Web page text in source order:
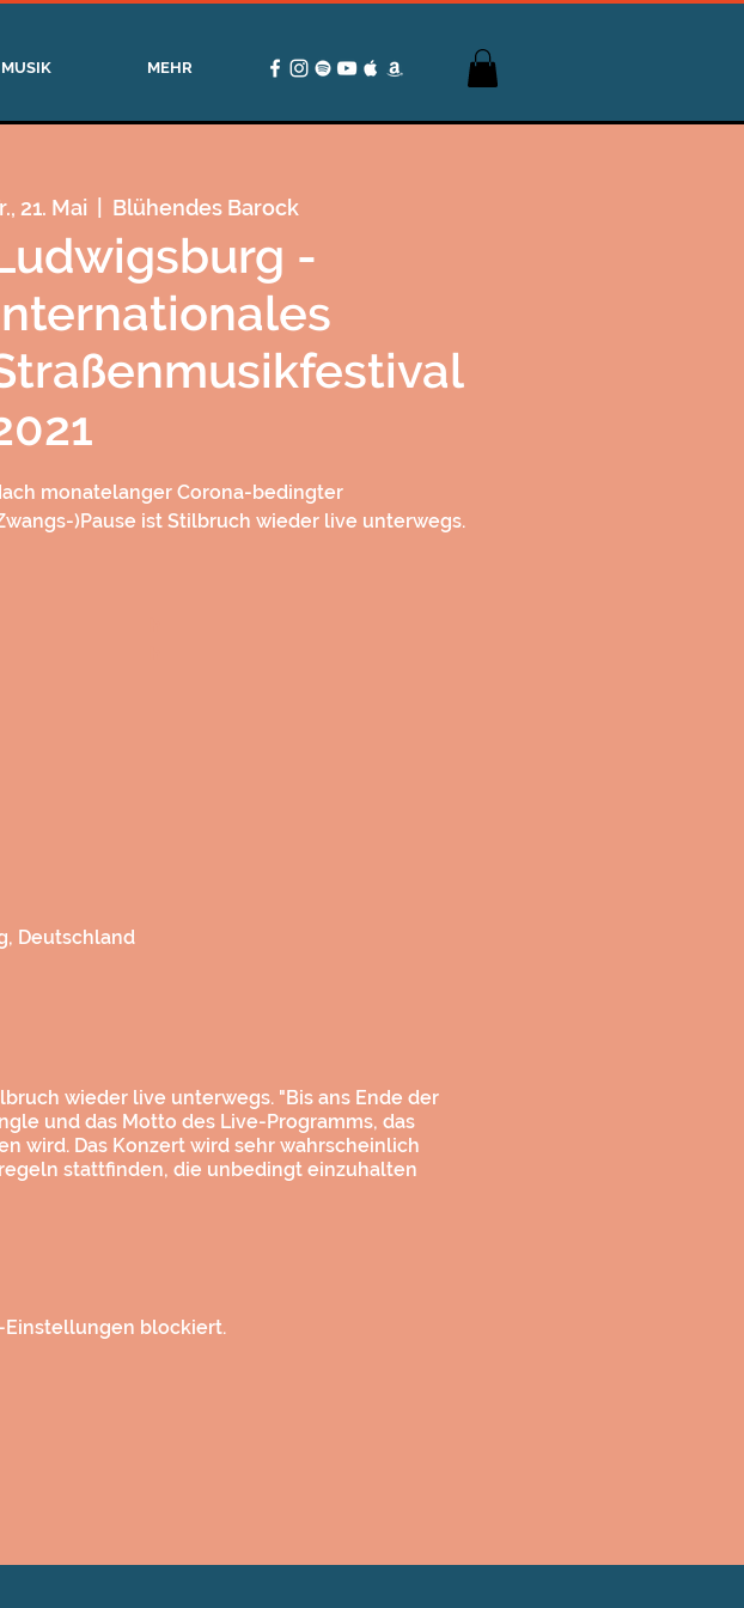
MUSIK MEHR
21. Mai Blühendes Barock
-
monatelanger Corona-bedingter
)Pause ist Stilbruch wieder live unterwegs.
Deutschland
wieder live unterwegs. "Bis ans Ende der
und das Motto des Live-Programms, das
wird. Das Konzert wird sehr wahrscheinlich
stattfinden, die unbedingt einzuhalten
blockiert.